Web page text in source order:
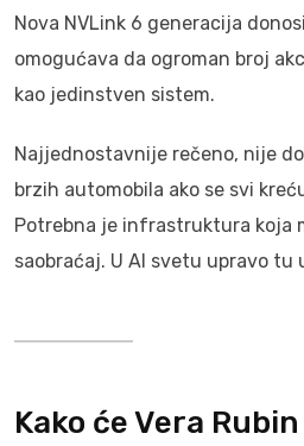
Nova NVLink 6 generacija
omogućava da ogroman broj
kao jedinstven sistem.
Najjednostavnije rečeno, nije
brzih automobila ako se svi
Potrebna je infrastruktura koja
saobraćaj. U AI svetu upravo tu
Kako će Vera